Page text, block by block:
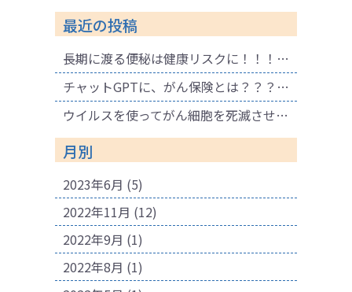
最近の投稿
長期に渡る便秘は健康リスクに！！！ 腐敗物質が溜まり健康に悪影響も！肌荒れの原因にも！
チャットGPTに、がん保険とは？？？と聞いてみました。
ウイルスを使ってがん細胞を死滅させる療法
月別
2023年6月 (5)
2022年11月 (12)
2022年9月 (1)
2022年8月 (1)